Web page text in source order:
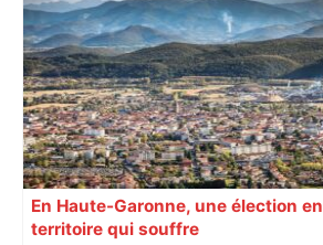
En Haute-Garonne, une élection en
territoire qui souffre